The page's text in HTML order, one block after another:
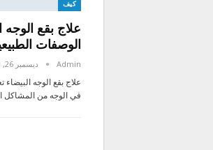
كيف
علاج بقع
الوصفات
Admin ديسمبر 26, 2019
علاج بقع الوجه البيضاء
في الوجه من المشاكل